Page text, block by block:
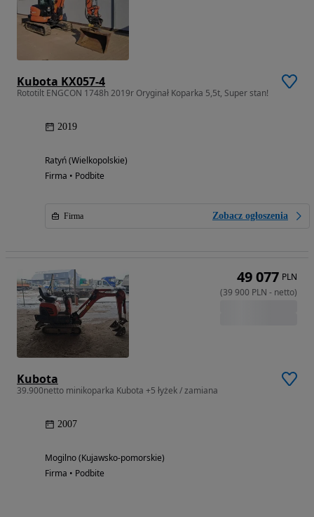
Kubota KX057-4
Rototilt ENGCON 1748h 2019r Oryginał Koparka 5,5t, Super stan!
2019
Ratyń (Wielkopolskie)
Firma • Podbite
Firma Zobacz ogłoszenia
Kubota
39.900netto minikoparka Kubota +5 łyżek / zamiana
2007
Mogilno (Kujawsko-pomorskie)
Firma • Podbite
49 077 PLN
(39 900 PLN - netto)